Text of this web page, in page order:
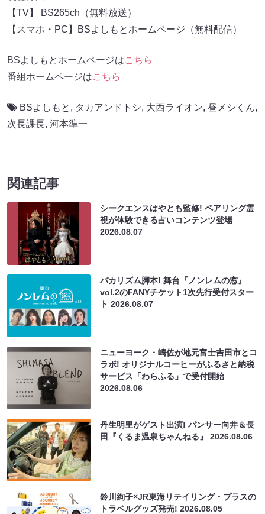
【TV】 BS265ch（無料放送）
【スマホ・PC】BSよしもとホームページ（無料配信）
BSよしもとホームページはこちら
番組ホームページはこちら
BSよしもと , タカアンドトシ, 大西ライオン, 昼メシくん,
次長課長, 河本準一
関連記事
シークエンスはやとも監修! ペアリング霊
視が体験できる占いコンテンツ登場
2026.08.07
バカリズム脚本! 舞台『ノンレムの窓』
vol.2のFANYチケット1次先行受付スター
ト2026.08.07
ニューヨーク・嶋佐が地元富士吉田市とコ
ラボ! オリジナルコーヒーがふるさと納税
サービス「わらふる」で受付開始
2026.08.06
丹生明里がゲスト出演! パンサー向井＆長
田『くるま温泉ちゃんねる』2026.08.06
鈴川絢子×JR東海リテイリング・プラスの
トラベルグッズ発売!2026.08.05